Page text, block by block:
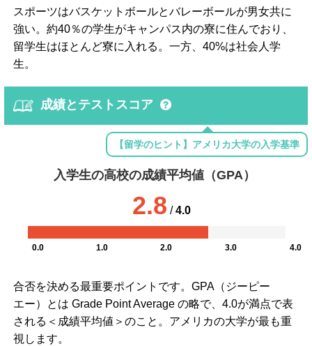
スポーツはバスケットボールとバレーボールが男女共に
強い。約40％の学生がキャンパス内の寮に住んでおり、
留学生はほとんど寮に入れる。一方、40%は社会人学
生。
成績とテストスコア
【留学のヒント】アメリカ大学の入学基準
入学生の高校の成績平均値（GPA）
2.8 /4.0
0.0 1.0 2.0 3.0 4.0
合否を決める最重要ポイントです。GPA（ジーピー
エー）とは Grade Point Average の略で、4.0が満点で表
される＜成績平均値＞のこと。アメリカの大学が最も重
視します。